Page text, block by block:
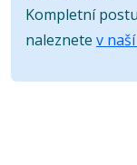
Kompletní
naleznete v